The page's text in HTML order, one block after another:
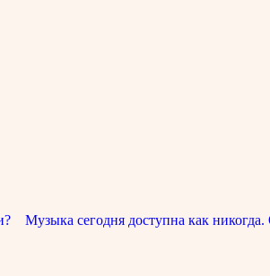
Музыка сегодня доступна как